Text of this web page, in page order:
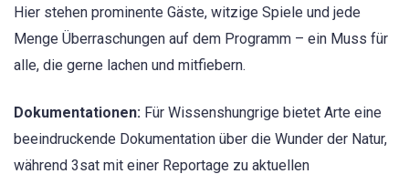
Hier stehen prominente Gäste, witzige Spiele und jede
Menge Überraschungen auf dem Programm – ein Muss für
alle, die gerne lachen und mitfiebern.
Dokumentationen: Für Wissenshungrige bietet Arte eine
beeindruckende Dokumentation über die Wunder der Natur,
während 3sat mit einer Reportage zu aktuellen